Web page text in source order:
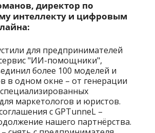
директор по
интеллекту и цифровым
для предпринимателей
"ИИ-помощники",
более 100 моделей и
в одном окне – от генерации
маркетологов и юристов.
с GPTunneL –
нашего партнёрства.